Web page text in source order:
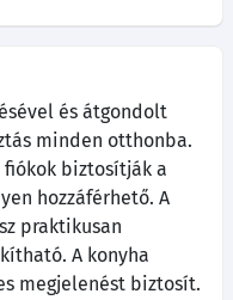
és átgondolt
minden otthonba.
fiókok biztosítják a
hozzáférhető. A
praktikusan
A konyha
megjelenést biztosít.